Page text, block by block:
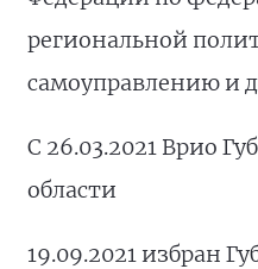
региональной
самоуправлению и
С 26.03.2021 Врио
области
19.09.2021 избран